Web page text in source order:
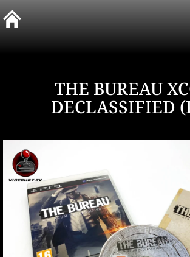
na
obsah
THE BUREAU
DECLASSIFIED